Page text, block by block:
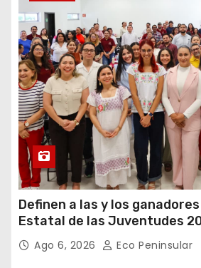
Definen a las y los
Estatal de las Juventudes
Ago 6, 2026 Eco Peninsular